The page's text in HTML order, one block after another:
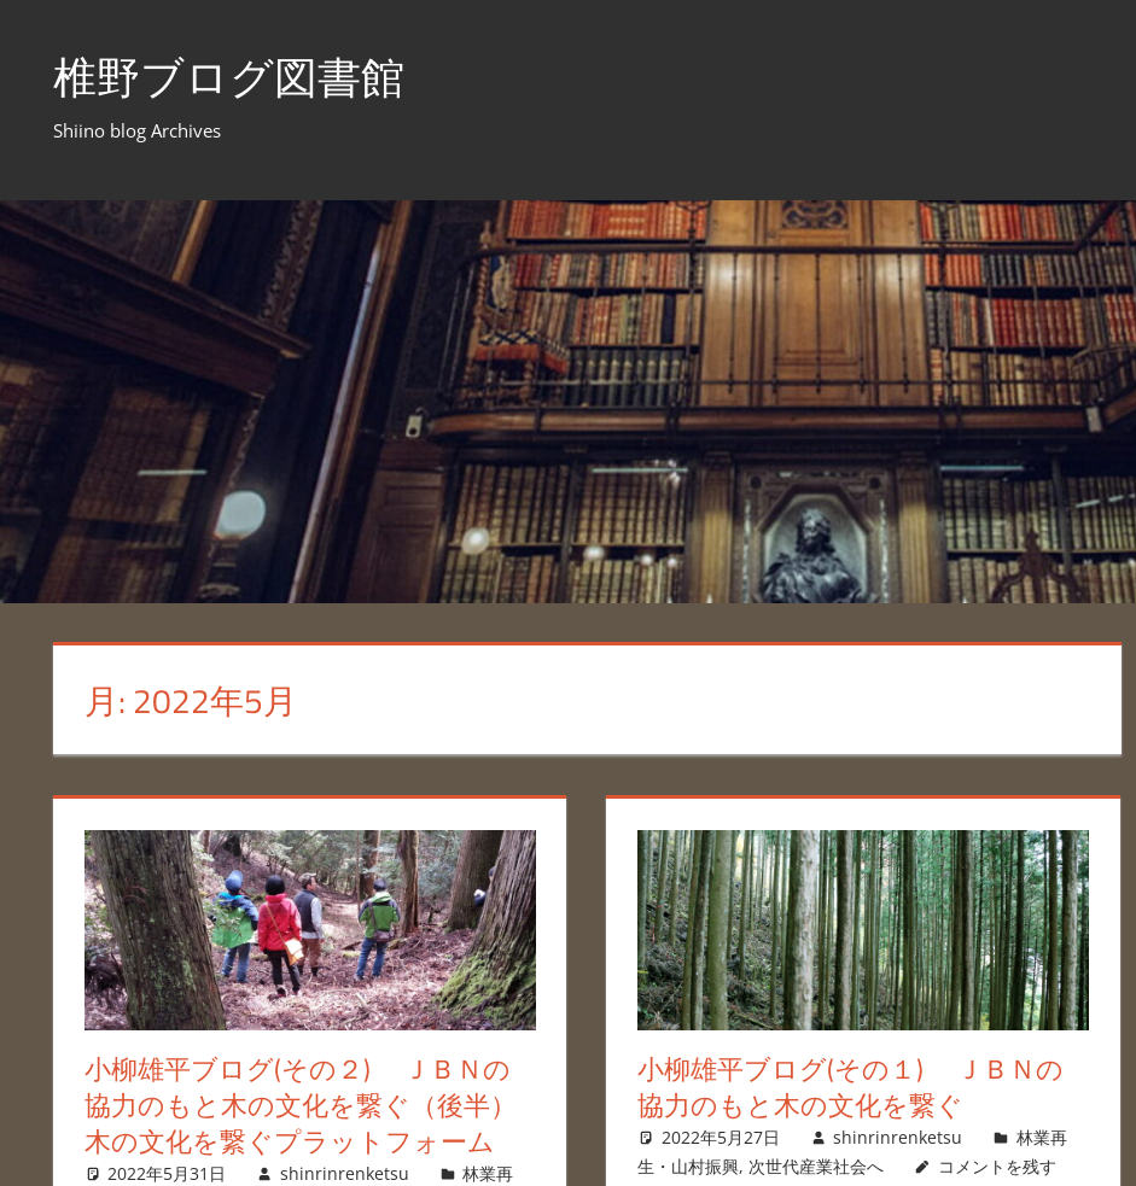
ス
キ
椎野ブログ図書館
Shiino blog Archives
月: 2022年5月
小柳雄平ブログ(その２) ＪＢＮの
協力のもと木の文化を繋ぐ（後半）
木の文化を繋ぐプラットフォーム
2022年5月31日 shinrinrenketsu
林業再
小柳雄平ブログ(その１) ＪＢＮの
協力のもと木の文化を繋ぐ
2022年5月27日 shinrinrenketsu
林業再
生・山村振興, 次世代産業社会へ コメントを残す